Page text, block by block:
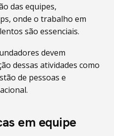
das equipes,
onde o trabalho em
são essenciais.
devem
dessas atividades como
de pessoas e
em equipe